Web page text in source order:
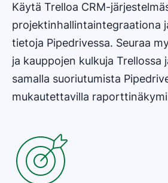
Käytä Trelloa CRM-
projektinhallintaintegraationa
tietoja Pipedrivessa. Seuraa
ja kauppojen kulkuja Trellossa
samalla suoriutumista
mukautettavilla